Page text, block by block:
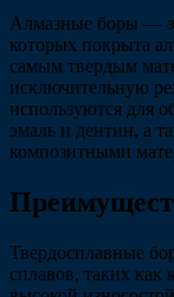
Алмазные боры —
которых покрыта
самым твердым
исключительную
используются для
эмаль и дентин, а
композитными
Твердосплавные
сплавов, таких